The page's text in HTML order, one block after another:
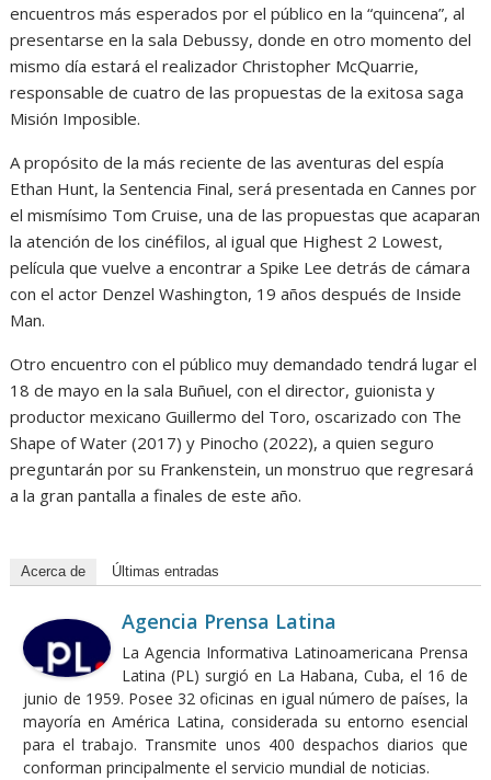
encuentros más esperados por el público en la “quincena”, al
presentarse en la sala Debussy, donde en otro momento del
mismo día estará el realizador Christopher McQuarrie,
responsable de cuatro de las propuestas de la exitosa saga
Misión Imposible.
A propósito de la más reciente de las aventuras del espía
Ethan Hunt, la Sentencia Final, será presentada en Cannes por
el mismísimo Tom Cruise, una de las propuestas que acaparan
la atención de los cinéfilos, al igual que Highest 2 Lowest,
película que vuelve a encontrar a Spike Lee detrás de cámara
con el actor Denzel Washington, 19 años después de Inside
Man.
Otro encuentro con el público muy demandado tendrá lugar el
18 de mayo en la sala Buñuel, con el director, guionista y
productor mexicano Guillermo del Toro, oscarizado con The
Shape of Water (2017) y Pinocho (2022), a quien seguro
preguntarán por su Frankenstein, un monstruo que regresará
a la gran pantalla a finales de este año.
Acerca de Últimas entradas
Agencia Prensa Latina
La Agencia Informativa Latinoamericana Prensa
Latina (PL) surgió en La Habana, Cuba, el 16 de
junio de 1959. Posee 32 oficinas en igual número de países, la
mayoría en América Latina, considerada su entorno esencial
para el trabajo. Transmite unos 400 despachos diarios que
conforman principalmente el servicio mundial de noticias.